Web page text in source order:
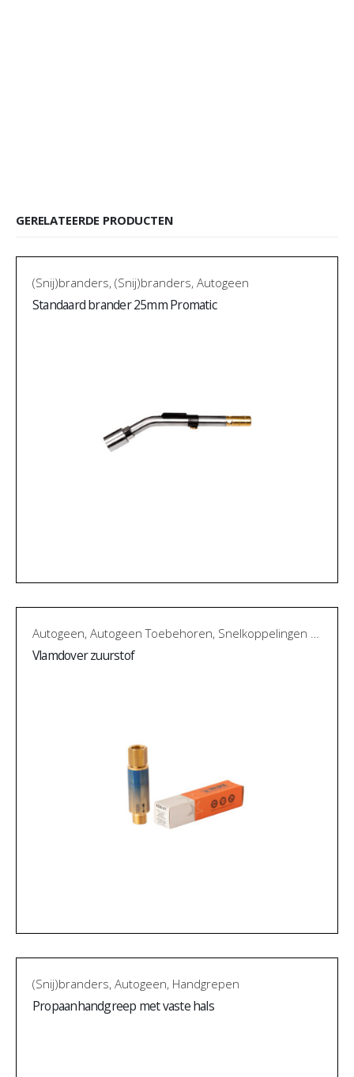
GERELATEERDE PRODUCTEN
(Snij)branders, (Snij)branders, Autogeen
Standaard brander 25mm Promatic
Autogeen, Autogeen Toebehoren, Snelkoppelingen en vlamdovers
Vlamdover zuurstof
(Snij)branders, Autogeen, Handgrepen
Propaanhandgreep met vaste hals